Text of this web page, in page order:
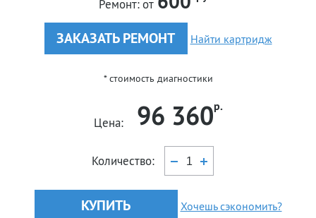
Ремонт:от
ЗАКАЗАТЬ РЕМОНТ Найти картридж
* стоимость диагностики
Цена: 96 360р.
Количество:
КУПИТЬ Хочешь сэкономить?